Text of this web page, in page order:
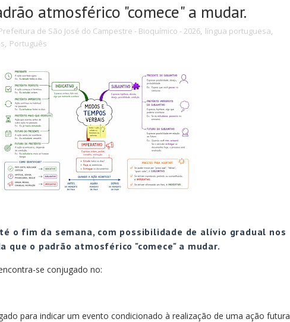
atmosférico "comece" a mudar.
de São José do Campestre - Bioquímico - 2026, língua portuguesa,
, Português
o fim da semana, com possibilidade de alívio gradual nos
que o padrão atmosférico "comece" a mudar.
se conjugado no:
para indicar um evento condicionado à realização de uma ação futura